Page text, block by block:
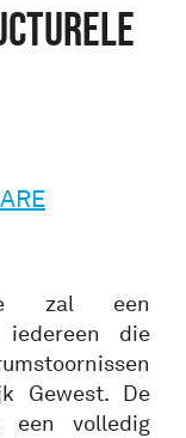
zal een
die
Gewest. De
volledig